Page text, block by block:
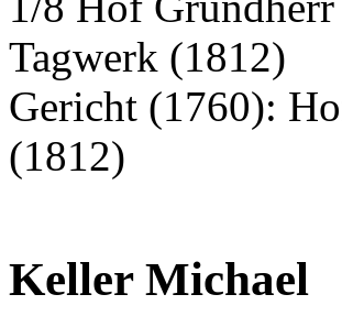
Tagwerk (1812)
Gericht (1760):
(1812)
Keller Michael